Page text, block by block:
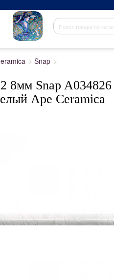
Snap
8мм Snap
Ape Ceramica